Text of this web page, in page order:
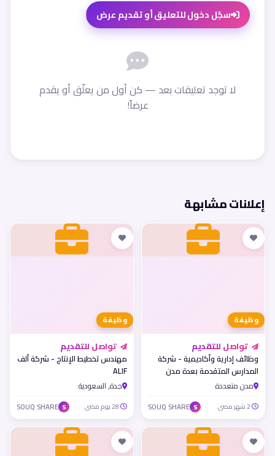
سجّل دخول للتعليق أو تقديم عرض
لا توجد تعليقات بعد — كن أول من يعلّق أو يقدم
عرضاً!
إعلانات مشابهة
وظيفة
تواصل للتقديم
وظائف إدارية وأكاديمية - شركة
المدارس المتقدمة بعدة مدن
مدن متعددة
S
SOUQ SHARE
وظيفة
تواصل للتقديم
مهندس تخطيط الإنتاج - شركة ألف
ALIF
جدة, السعودية
S
SOUQ SHARE